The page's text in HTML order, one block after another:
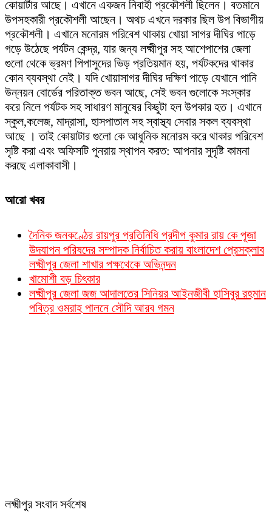
কোয়ার্টার আছে। এখানে একজন নিবাহী প্রকৌশলী ছিলেন। বতমানে
উপসহকারী প্রকৌশলী আছেন। অথচ এখনে দরকার ছিল উপ বিভাগীয়
প্রকৌশলী। এখানে মনোরম পরিবেশ থাকায় খোয়া সাগর দীঘির পাড়ে
গড়ে উঠেছে পর্যটন কেন্দ্র, যার জন্য লক্ষ্মীপুর সহ আশেপাশের জেলা
গুলো থেকে ভ্রমণ পিপাসুদের ভিড় প্রতিয়মান হয়, পর্যটকদের থাকার
কোন ব্যবস্থা নেই। যদি খোয়াসাগর দীঘির দক্ষিণ পাড়ে যেখানে পানি
উন্নয়ন বোর্ডের পরিতাক্ত ভবন আছে, সেই ভবন গুলোকে সংস্কার
করে নিলে পর্যটক সহ সাধারণ মানুষের কিছুটা হল উপকার হত। এখানে
স্কুল,কলেজ, মাদ্রাসা, হাসপাতাল সহ স্বাস্থ্য সেবার সকল ব্যবস্থা
আছে । তাই কোয়াটার গুলো কে আধুনিক মনোরম করে থাকার পরিবেশ
সৃষ্টি করা এবং অফিসটি পুনরায় স্থাপন করত: আপনার সুদৃষ্টি কামনা
করছে এলাকাবাসী।
আরো খবর
দৈনিক জনকণ্ঠের রায়পুর প্রতিনিধি প্রদীপ কুমার রায় কে পূজা
উদযাপন পরিষদের সম্পাদক নির্বাচিত করায় বাংলাদেশ প্রেসক্লাব
লক্ষ্মীপুর জেলা শাখার পক্ষথেকে অভিনন্দন
খামোশী বড় চিৎকার
লক্ষ্মীপুর জেলা জজ আদালতের সিনিয়র আইনজীবী হাসিবুর রহমান
পবিত্র ওমরাহ পালনে সৌদি আরব গমন
লক্ষ্মীপুর সংবাদ সর্বশেষ